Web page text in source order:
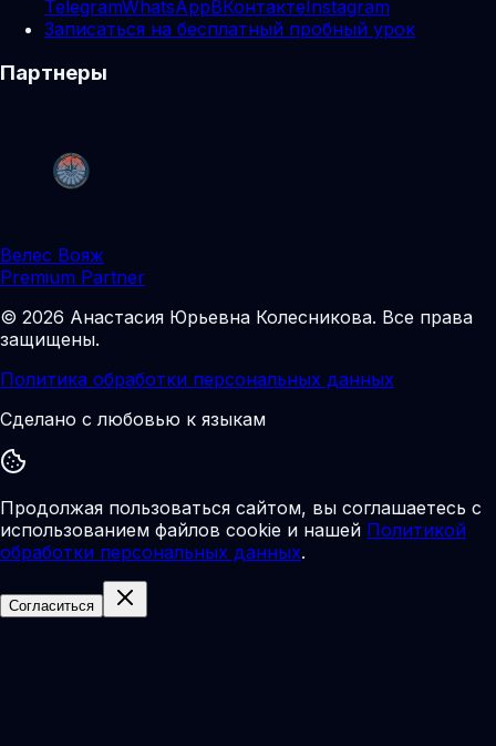
TelegramWhatsAppВКонтактеInstagram
Записаться на бесплатный пробный урок
Партнеры
Велес Вояж
Premium Partner
© 2026 Анастасия Юрьевна Колесникова. Все права
защищены.
Политика обработки персональных данных
Сделано с любовью к языкам
Продолжая пользоваться сайтом, вы соглашаетесь с
использованием файлов cookie и нашей Политикой
обработки персональных данных.
Согласиться